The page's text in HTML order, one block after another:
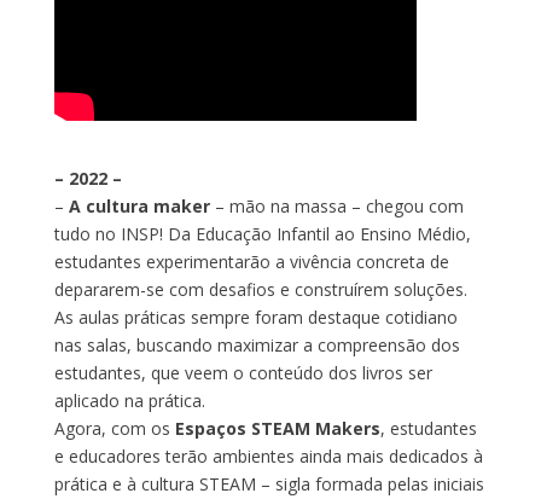
– 2022 –
– A cultura maker– mão na massa – chegou com
tudo no INSP! Da Educação Infantil ao Ensino Médio,
estudantes experimentarão a vivência concreta de
depararem-se com desafios e construírem soluções.
As aulas práticas sempre foram destaque cotidiano
nas salas, buscando maximizar a compreensão dos
estudantes, que veem o conteúdo dos livros ser
aplicado na prática.
Agora, com os Espaços STEAM Makers, estudantes
e educadores terão ambientes ainda mais dedicados à
prática e à cultura STEAM – sigla formada pelas iniciais